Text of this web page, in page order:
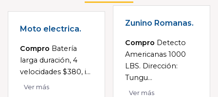
Moto electrica.
Compro Batería
larga duración, 4
velocidades $380, i...
Ver más
Zunino Romanas.
Compro Detecto
Americanas 1000
LBS. Dirección:
Tungu...
Ver más